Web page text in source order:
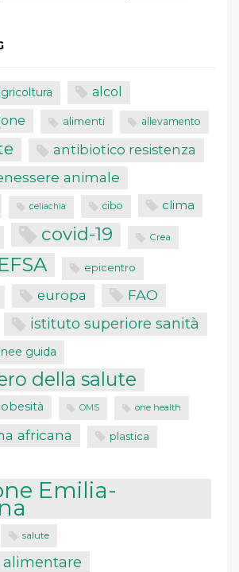
alcol
alimenti allevamento
antibiotico resistenza
animale
celiachia cibo clima
covid-19 Crea
EFSA epicentro
europa FAO
istituto superiore sanità
linee guida
della salute
obesità OMS one health
africana plastica
Emilia-
salute
alimentare